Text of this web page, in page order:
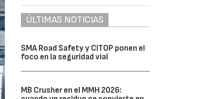
ÚLTIMAS NOTICIAS
SMA Road Safety y CITOP ponen el
foco en la seguridad vial
MB Crusher en el MMH 2026: